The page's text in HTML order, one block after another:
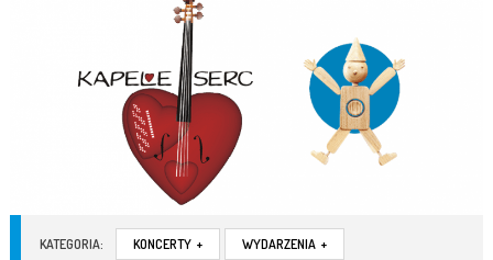
KATEGORIA: KONCERTY + WYDARZENIA +